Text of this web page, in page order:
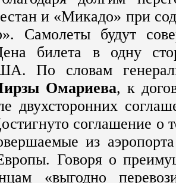
и «Микадо» при
Самолеты будут
билета в одну
По словам
Омариева, к
двухсторонних
соглашение о
из
Говоря о
«выгодно